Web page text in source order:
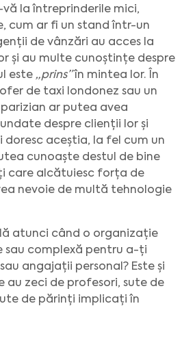
la întreprinderile mici,
cum ar fi un stand într-un
de vânzări au acces la
și au multe cunoștințe despre
este „prins”în mintea lor. În
de taxi londonez sau un
ar putea avea
despre clienții lor și
doresc aceștia, la fel cum un
cunoaște destul de bine
care alcătuiesc forța de
nevoie de multă tehnologie
atunci când o organizație
sau complexă pentru a-ți
angajații personal? Este și
au zeci de profesori, sute de
de părinți implicați în